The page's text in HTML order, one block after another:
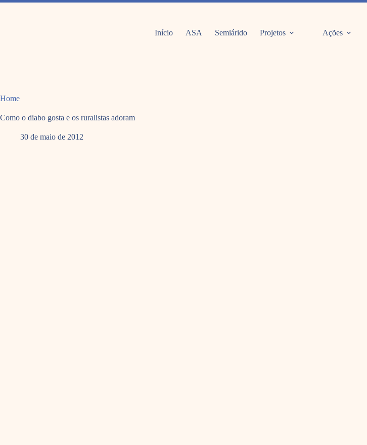
Pular
Início ASA Semiárido Projetos Ações
Home
Como o diabo gosta e os ruralistas adoram
30 de maio de 2012